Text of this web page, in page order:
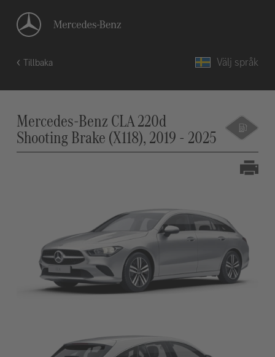
Tillbaka Välj språk
Mercedes-Benz CLA 220d
Shooting Brake (X118), 2019 - 2025